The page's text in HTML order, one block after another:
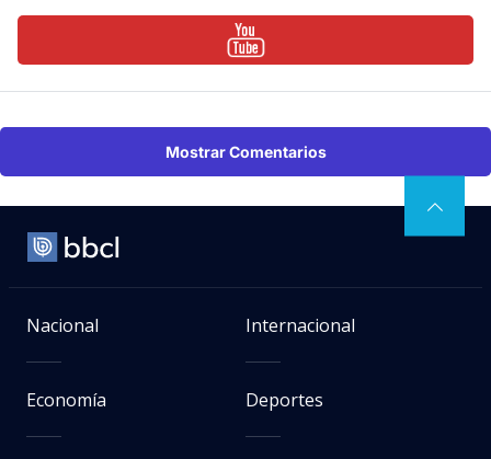
Mostrar Comentarios
Nacional Internacional
Economía Deportes